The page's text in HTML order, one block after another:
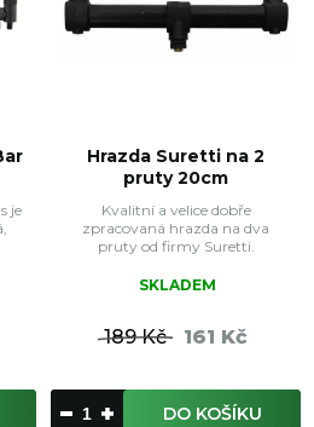
je
Hrazda Suretti na 2
pruty 20cm
Kvalitní a velice dobře
zpracovaná hrazda na dva
pruty od firmy Suretti.
SKLADEM
189 Kč 161 Kč
DO KOŠÍKU